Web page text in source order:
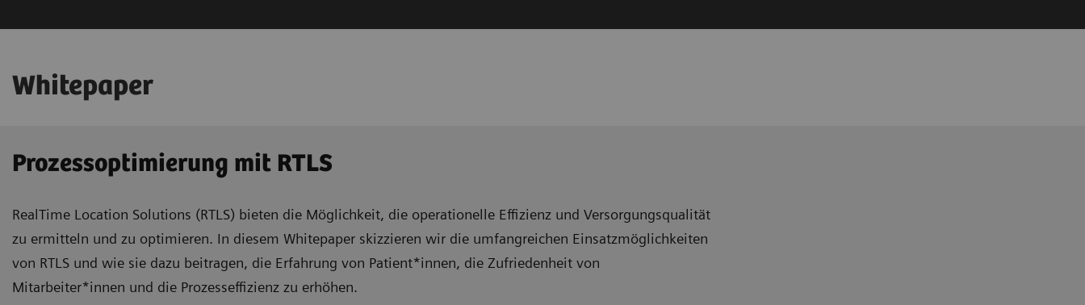
Whitepaper
Prozessoptimierung mit RTLS
RealTime Location Solutions (RTLS) bieten die Möglichkeit, die operationelle Effizienz und Versorgungsqualität
zu ermitteln und zu optimieren. In diesem Whitepaper skizzieren wir die umfangreichen Einsatzmöglichkeiten
von RTLS und wie sie dazu beitragen, die Erfahrung von Patient*innen, die Zufriedenheit von
Mitarbeiter*innen und die Prozesseffizienz zu erhöhen.